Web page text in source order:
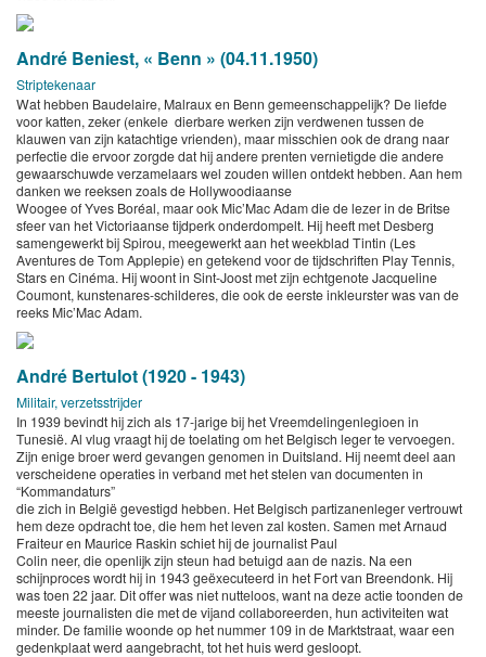
André Beniest, « Benn » (04.11.1950)
Striptekenaar
Wat hebben Baudelaire, Malraux en Benn gemeenschappelijk? De liefde
voor katten, zeker (enkele dierbare werken zijn verdwenen tussen de
klauwen van zijn katachtige vrienden), maar misschien ook de drang naar
perfectie die ervoor zorgde dat hij andere prenten vernietigde die andere
gewaarschuwde verzamelaars wel zouden willen ontdekt hebben. Aan hem
danken we reeksen zoals de Hollywoodiaanse
Woogee of Yves Boréal, maar ook Mic’Mac Adam die de lezer in de Britse
sfeer van het Victoriaanse tijdperk onderdompelt. Hij heeft met Desberg
samengewerkt bij Spirou, meegewerkt aan het weekblad Tintin (Les
Aventures de Tom Applepie) en getekend voor de tijdschriften Play Tennis,
Stars en Cinéma. Hij woont in Sint-Joost met zijn echtgenote Jacqueline
Coumont, kunstenares-schilderes, die ook de eerste inkleurster was van de
reeks Mic’Mac Adam.
André Bertulot (1920 - 1943)
Militair, verzetsstrijder
In 1939 bevindt hij zich als 17-jarige bij het Vreemdelingenlegioen in
Tunesië. Al vlug vraagt hij de toelating om het Belgisch leger te vervoegen.
Zijn enige broer werd gevangen genomen in Duitsland. Hij neemt deel aan
verscheidene operaties in verband met het stelen van documenten in
“Kommandaturs”
die zich in België gevestigd hebben. Het Belgisch partizanenleger vertrouwt
hem deze opdracht toe, die hem het leven zal kosten. Samen met Arnaud
Fraiteur en Maurice Raskin schiet hij de journalist Paul
Colin neer, die openlijk zijn steun had betuigd aan de nazis. Na een
schijnproces wordt hij in 1943 geëxecuteerd in het Fort van Breendonk. Hij
was toen 22 jaar. Dit offer was niet nutteloos, want na deze actie toonden de
meeste journalisten die met de vijand collaboreerden, hun activiteiten wat
minder. De familie woonde op het nummer 109 in de Marktstraat, waar een
gedenkplaat werd aangebracht, tot het huis werd gesloopt.